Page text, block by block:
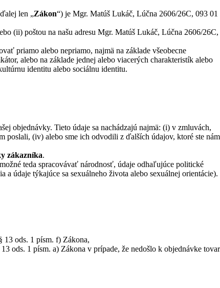
len „Zákon“) je Mgr. Matúš Lukáč, Lúčna 2606/26C, 093 01
(ii) poštou na našu adresu Mgr. Matúš Lukáč, Lúčna 2606/26C,
priamo alebo nepriamo, najmä na základe všeobecne
alebo na základe jednej alebo viacerých charakteristík alebo
identitu alebo sociálnu identitu.
objednávky. Tieto údaje sa nachádzajú najmä: (i) v zmluvách,
poslali, (iv) alebo sme ich odvodili z ďalších údajov, ktoré ste nám
zákazníka.
teda spracovávať národnosť, údaje odhaľujúce politické
údaje týkajúce sa sexuálneho života alebo sexuálnej orientácie).
13 ods. 1 písm. f) Zákona,
ods. 1 písm. a) Zákona v prípade, že nedošlo k objednávke